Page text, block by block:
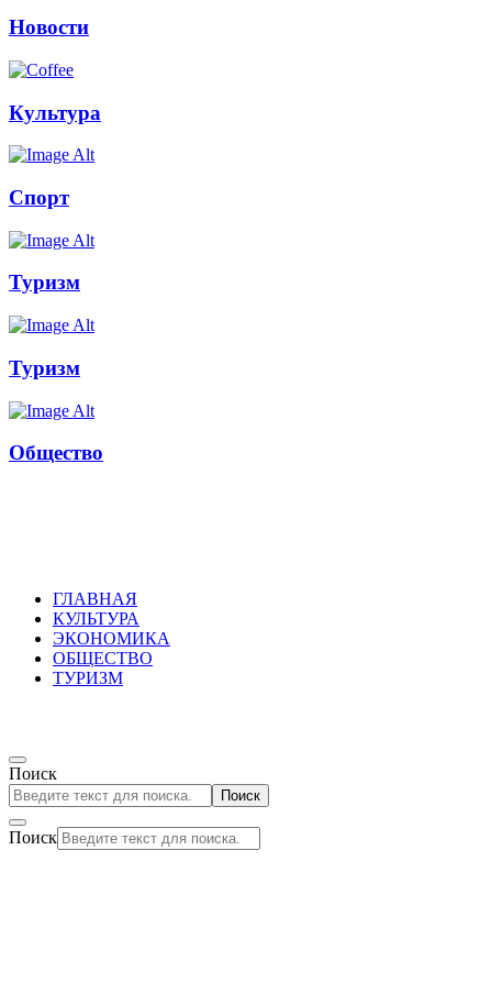
Новости
Культура
Спорт
Туризм
Туризм
Общество
ГЛАВНАЯ
КУЛЬТУРА
ЭКОНОМИКА
ОБЩЕСТВО
ТУРИЗМ
Поиск
Поиск
Поиск